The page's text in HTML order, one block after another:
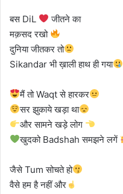
बस DiL
जीतने का
मक़सद रखो
दुनिया जीतकर तो
Sikandar भी ख़ाली हाथ ही गया
मैं तो Waqt से हारकर
सर झुकाये खड़ा था
और सामने खड़े लोग
खुदको Badshah समझने लगें
जैसे Tum सोचते हो
वैसे हम है नहीं और